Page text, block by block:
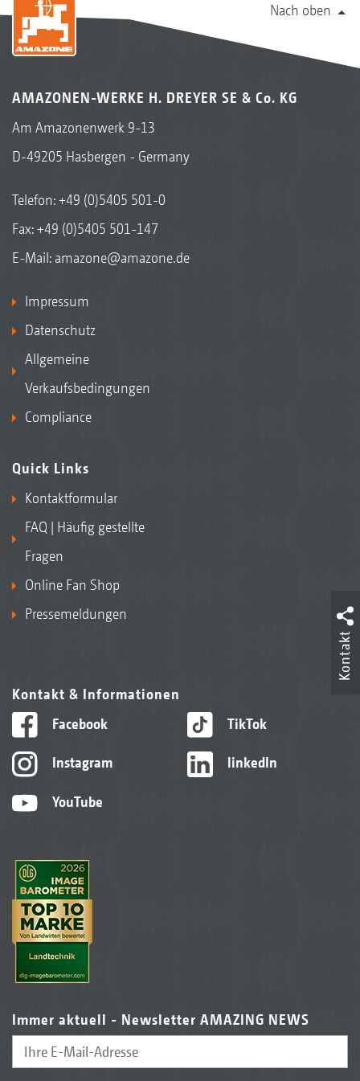
Nach oben
AMAZONEN-WERKE H. DREYER SE & Co. KG
Am Amazonenwerk 9-13
D-49205 Hasbergen - Germany
Telefon:+49 (0)5405 501-0
Fax: +49 (0)5405 501-147
E-Mail: amazone@amazone.de
Impressum
Datenschutz
Allgemeine
Verkaufsbedingungen
Compliance
Quick Links
Kontaktformular
FAQ | Häufig gestellte
Fragen
Online Fan Shop
Pressemeldungen
Kontakt & Informationen
Facebook
Instagram
YouTube
TikTok
linkedIn
Immer aktuell - Newsletter AMAZING NEWS
Kontakt